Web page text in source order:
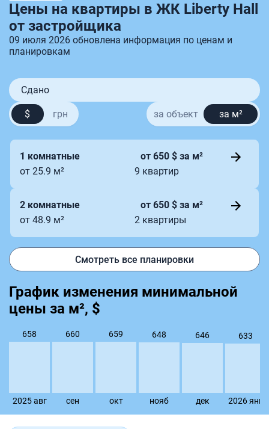
Цены на квартиры в ЖК Liberty Hall
от застройщика
09 июля 2026 обновлена информация по ценам и
планировкам
Сдано
$ грн за объект за м²
1 комнатные
от 650 $ за м²
от 25.9 м²
9 квартир
2 комнатные
от 650 $ за м²
от 48.9 м²
2 квартиры
Смотреть все планировки
График изменения минимальной
цены за м², $
658
2025 авг
660
сен
659
окт
648
нояб
646
дек
633
2026 янв